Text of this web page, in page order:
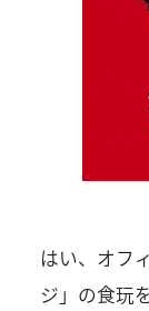
はい、オフ
ジ」の食玩